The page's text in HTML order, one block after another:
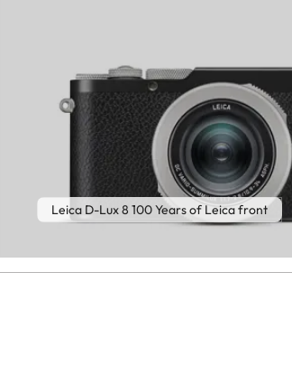
Leica D-Lux 8 100 Years of Leica front